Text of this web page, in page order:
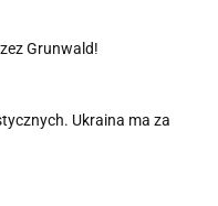
Grunwald!
Ukraina ma za